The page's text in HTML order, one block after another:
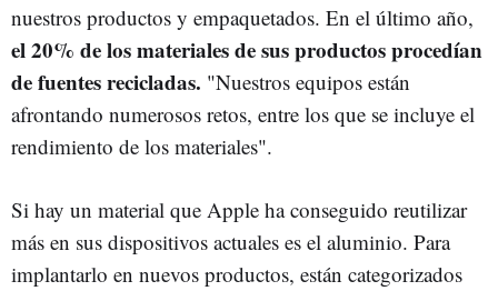
nuestros productos y empaquetados. En el último año,
el 20% de los materiales de sus productos procedían
de fuentes recicladas. "Nuestros equipos están
afrontando numerosos retos, entre los que se incluye el
rendimiento de los materiales".
Si hay un material que Apple ha conseguido reutilizar
más en sus dispositivos actuales es el aluminio. Para
implantarlo en nuevos productos, están categorizados